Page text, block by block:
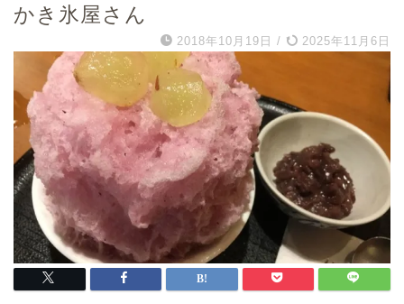
かき氷屋さん
2018年10月19日 / 2025年11月6日